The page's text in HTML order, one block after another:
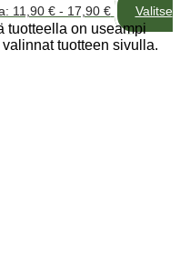
11,90 € - 17,90 €
Valitse
tuotteella on useampi
tuotteen sivulla.